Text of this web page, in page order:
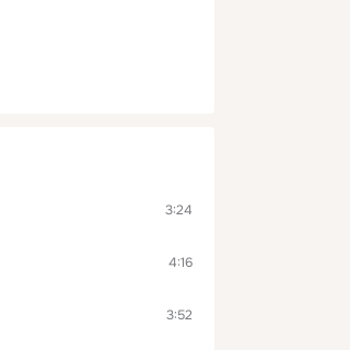
3:24
4:16
3:52